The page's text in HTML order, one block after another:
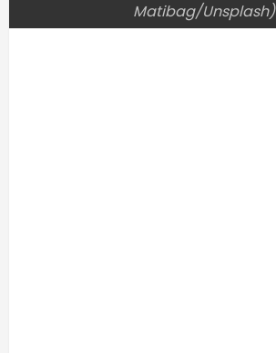
Matibag/Unsplash)